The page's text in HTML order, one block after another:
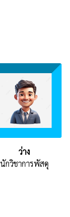
ว่าง
นักวิชาการพัสดุ